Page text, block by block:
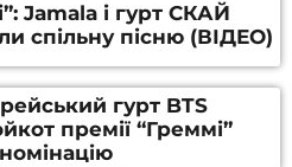
Jamala і гурт СКАЙ
спільну пісню (ВІДЕО)
гурт BTS
премії “Греммі”